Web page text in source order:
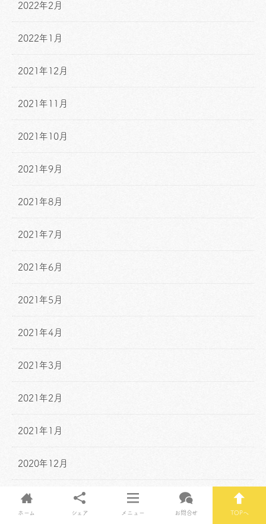
2022年2月
2022年1月
2021年12月
2021年11月
2021年10月
2021年9月
2021年8月
2021年7月
2021年6月
2021年5月
2021年4月
2021年3月
2021年2月
2021年1月
2020年12月
2020年11月
ホーム シェア メニュー お問合せ TOPへ